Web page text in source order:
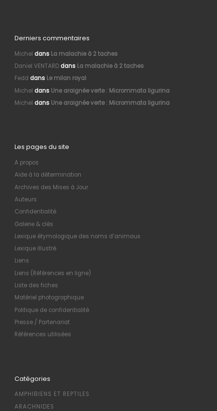
Derniers commentaires
Michel dans La malachie à 2 taches
Daniel VENTARDdans La malachie à 2 taches
Fedd dans Le milan royal
Michel dans Une araignée verte : Micrommata ligurina
Michel dans Une araignée verte : Micrommata ligurina
Les pages du site
A propos
Aide à la détermination
Archives des Mises à Jour
Auteurs
Confidentialité
Galerie & clés
Lexique étymologique des noms d’animaux
Lexique illustré
Liens
Liens (Références en ligne)
Liste des fiches
Matériel photographique
Politique de confidentialité
Presse / Partenariat
Références utilisées
Catégories
AMPHIBIENS ET REPTILES
ARACHNIDES